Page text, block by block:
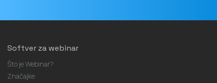
Softver za webinar
Što je Webinar?
Značajke